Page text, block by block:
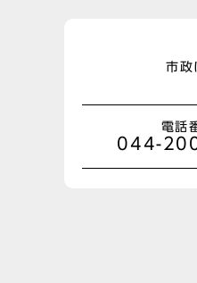
市政
電話
044-